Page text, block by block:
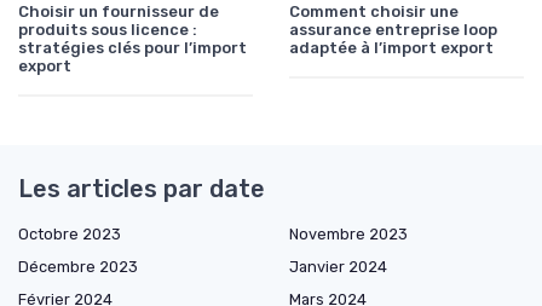
Choisir un fournisseur de
produits sous licence :
stratégies clés pour l’import
export
Comment choisir une
assurance entreprise loop
adaptée à l’import export
Les articles par date
Octobre 2023
Novembre 2023
Décembre 2023
Janvier 2024
Février 2024
Mars 2024